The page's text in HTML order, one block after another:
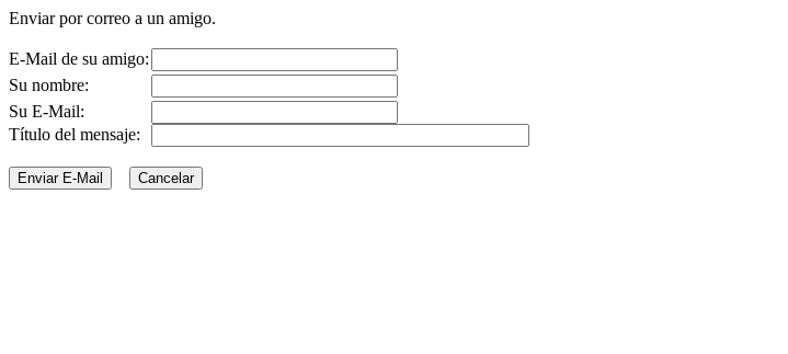
Enviar por correo a un amigo.
E-Mail de su amigo:
Su nombre:
Su E-Mail:
Título del mensaje: